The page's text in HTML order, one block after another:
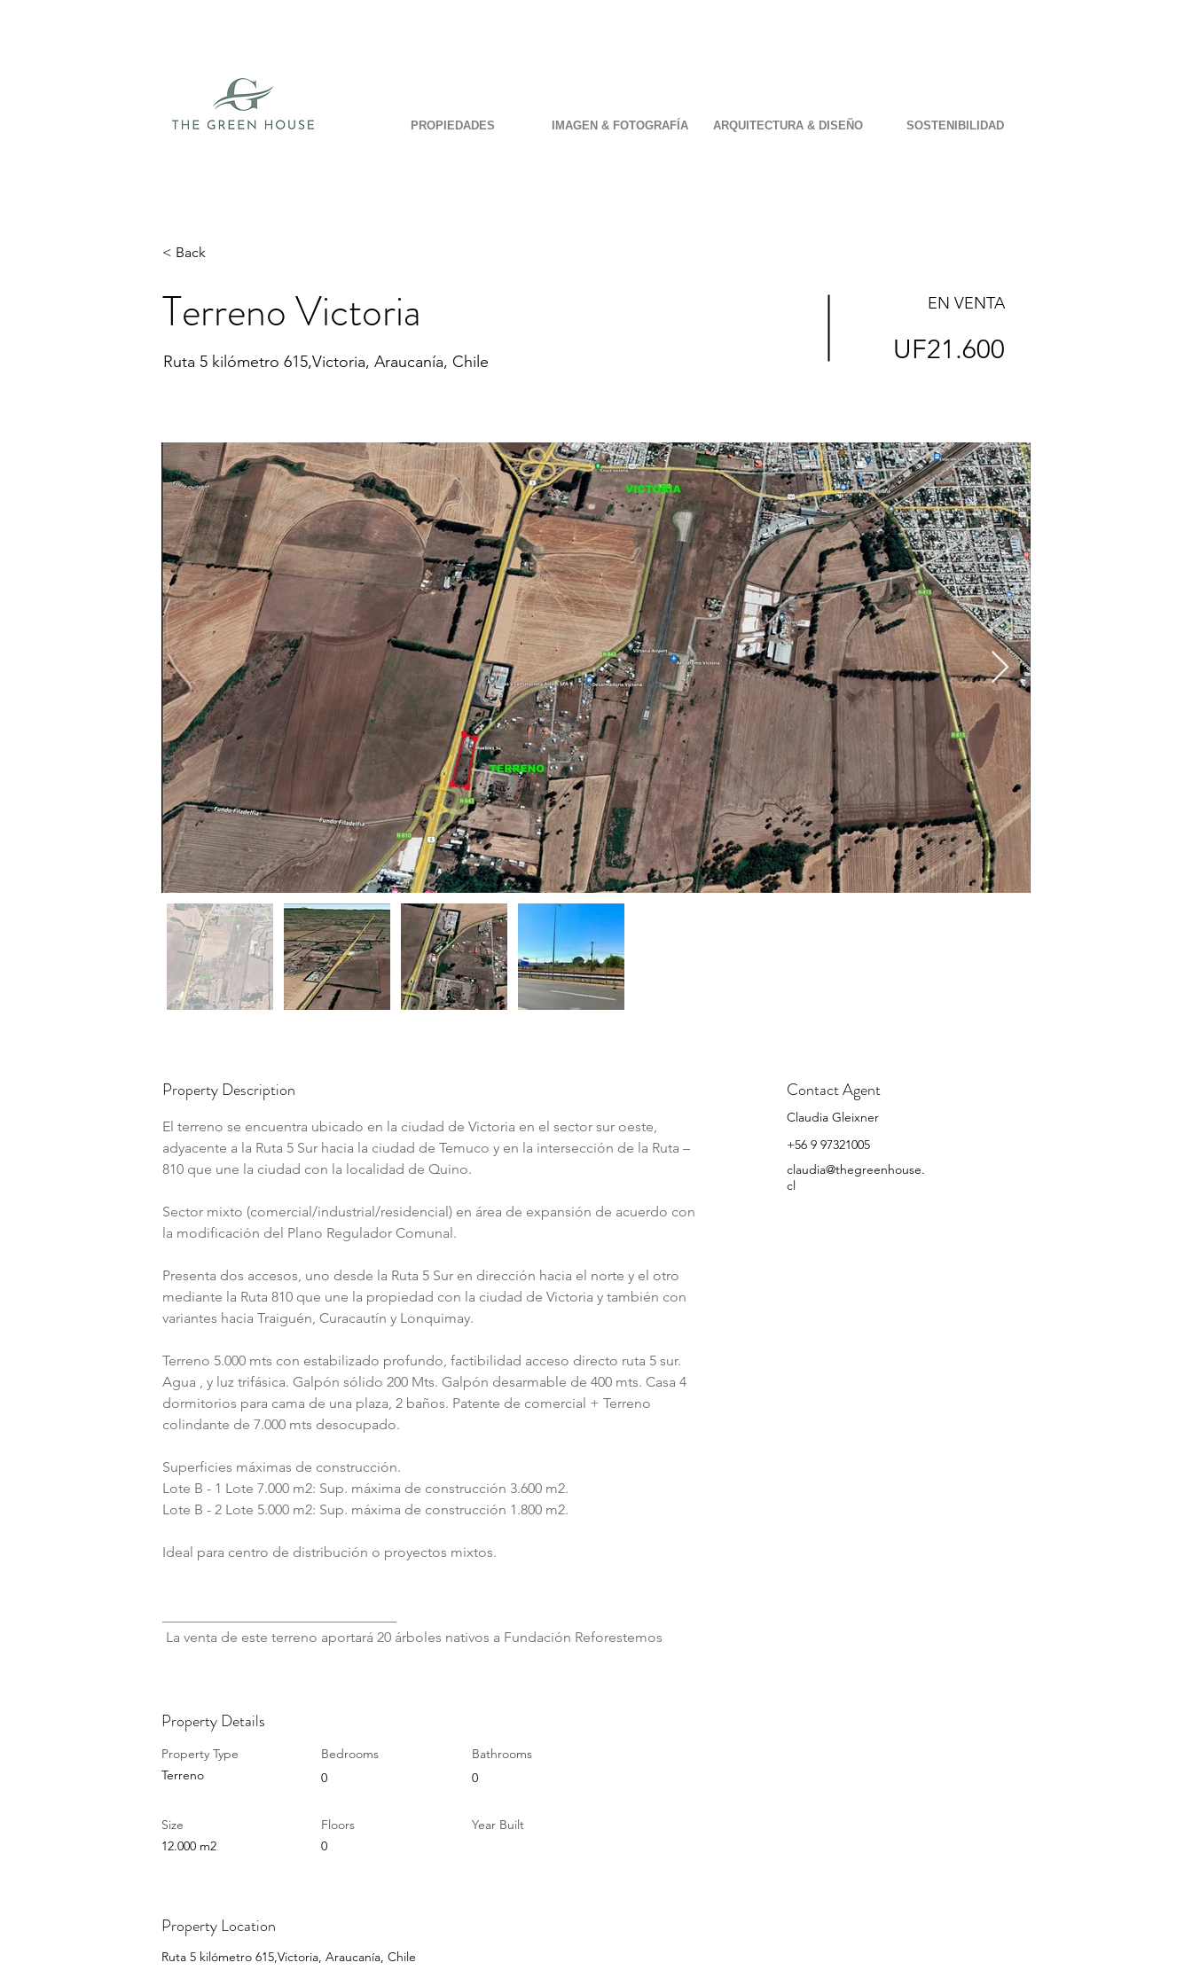
PROPIEDADES IMAGEN & FOTOGRAFÍA ARQUITECTURA & DISEÑO SOSTENIBILIDAD
< Back
Terreno Victoria
Ruta 5 kilómetro 615,Victoria, Araucanía, Chile
EN VENTA
UF21.600
Property Description
El terreno se encuentra ubicado en la ciudad de Victoria en el sector sur oeste,
adyacente a la Ruta 5 Sur hacia la ciudad de Temuco y en la intersección de la Ruta –
810 que une la ciudad con la localidad de Quino.
Sector mixto (comercial/industrial/residencial) en área de expansión de acuerdo con
la modificación del Plano Regulador Comunal.
Presenta dos accesos, uno desde la Ruta 5 Sur en dirección hacia el norte y el otro
mediante la Ruta 810 que une la propiedad con la ciudad de Victoria y también con
variantes hacia Traiguén, Curacautín y Lonquimay.
Terreno 5.000 mts con estabilizado profundo, factibilidad acceso directo ruta 5 sur.
Agua , y luz trifásica. Galpón sólido 200 Mts. Galpón desarmable de 400 mts. Casa 4
dormitorios para cama de una plaza, 2 baños. Patente de comercial + Terreno
colindante de 7.000 mts desocupado.
Superficies máximas de construcción.
Lote B - 1 Lote 7.000 m2: Sup. máxima de construcción 3.600 m2.
Lote B - 2 Lote 5.000 m2: Sup. máxima de construcción 1.800 m2.
Ideal para centro de distribución o proyectos mixtos.
La venta de este terreno aportará 20 árboles nativos a Fundación Reforestemos
Contact Agent
Claudia Gleixner
+56 9 97321005
claudia@thegreenhouse.
cl
Property Details
Property Type
Terreno
Bedrooms
0
Bathrooms
0
Size
12.000 m2
Floors
0
Year Built
Property Location
Ruta 5 kilómetro 615,Victoria, Araucanía, Chile